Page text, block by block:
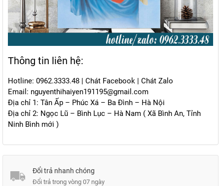
Thông tin liên hệ:
Hotline: 0962.3333.48 | Chát Facebook | Chát Zalo
Email: nguyenthihaiyen191195@gmail.com
Địa chỉ 1: Tân Ấp – Phúc Xá – Ba Đình – Hà Nội
Địa chỉ 2: Ngọc Lũ – Bình Lục – Hà Nam ( Xã Bình An, Tỉnh
Ninh Bình mới )
Đổi trả nhanh chóng
Đổi trả trong vòng 07 ngày